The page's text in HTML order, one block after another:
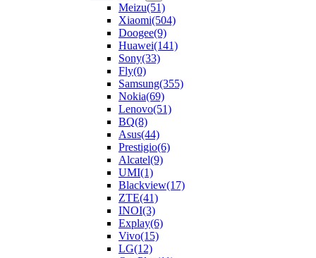
Meizu(51)
Xiaomi(504)
Doogee(9)
Huawei(141)
Sony(33)
Fly(0)
Samsung(355)
Nokia(69)
Lenovo(51)
BQ(8)
Asus(44)
Prestigio(6)
Alcatel(9)
UMI(1)
Blackview(17)
ZTE(41)
INOI(3)
Explay(6)
Vivo(15)
LG(12)